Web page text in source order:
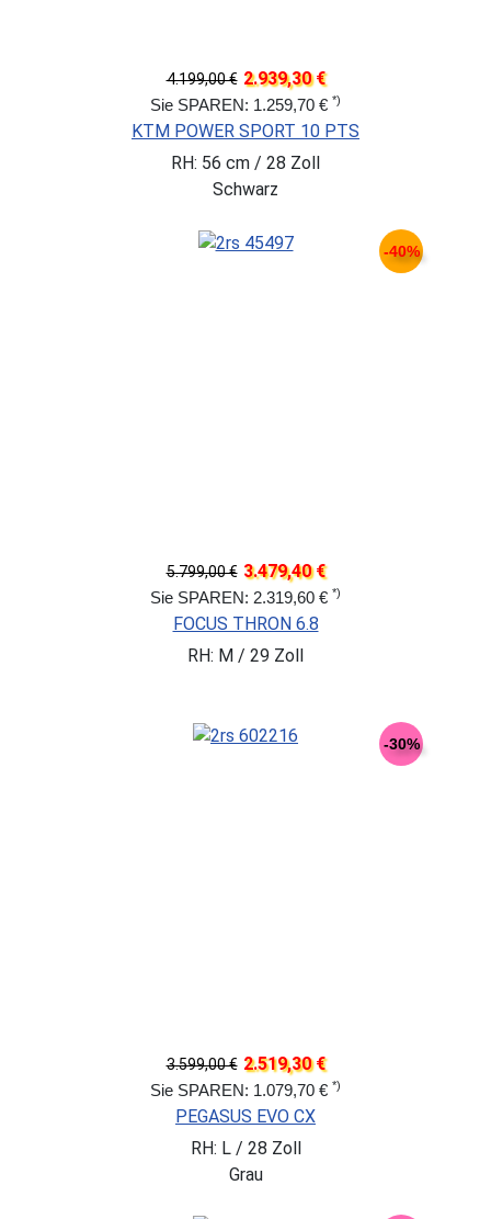
4.199,00 € 2.939,30 €
Sie SPAREN: 1.259,70 € *)
KTM POWER SPORT 10 PTS
RH: 56 cm / 28 Zoll
Schwarz
-40%
5.799,00 € 3.479,40 €
Sie SPAREN: 2.319,60 € *)
FOCUS THRON 6.8
RH: M / 29 Zoll
-30%
3.599,00 € 2.519,30 €
Sie SPAREN: 1.079,70 € *)
PEGASUS EVO CX
RH: L / 28 Zoll
Grau